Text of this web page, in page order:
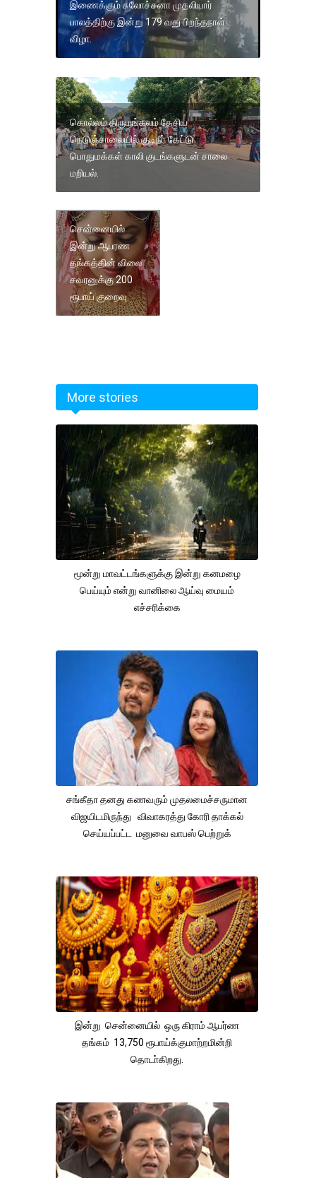
இணைக்கும் சுலோச்சனா முதலியார்
பாலத்திற்கு இன்று 179 வது பிறந்தநாள்
விழா.
கொல்லம் திருமங்கலம் தேசிய
நெடுஞ்சாலையில் குடிநீர் கேட்டு
பொதுமக்கள் காலி குடங்களுடன் சாலை
மறியல்.
சென்னையில்
இன்று ஆபரண
தங்கத்தின் விலை
சவரனுக்கு 200
ரூபாய் குறைவு
More stories
மூன்று மாவட்டங்களுக்கு இன்று கனமழை
பெய்யும் என்று வானிலை ஆய்வு மையம்
எச்சரிக்கை
சங்கீதா தனது கணவரும் முதலமைச்சருமான
விஜயிடமிருந்து விவாகரத்து கோரி தாக்கல்
செய்யப்பட்ட மனுவை வாபஸ் பெற்றுக்
இன்று சென்னையில் ஒரு கிராம் ஆபர்ண
தங்கம் 13,750 ரூபாய்க்குமாற்றமின்றி
தொடா்கிறது.